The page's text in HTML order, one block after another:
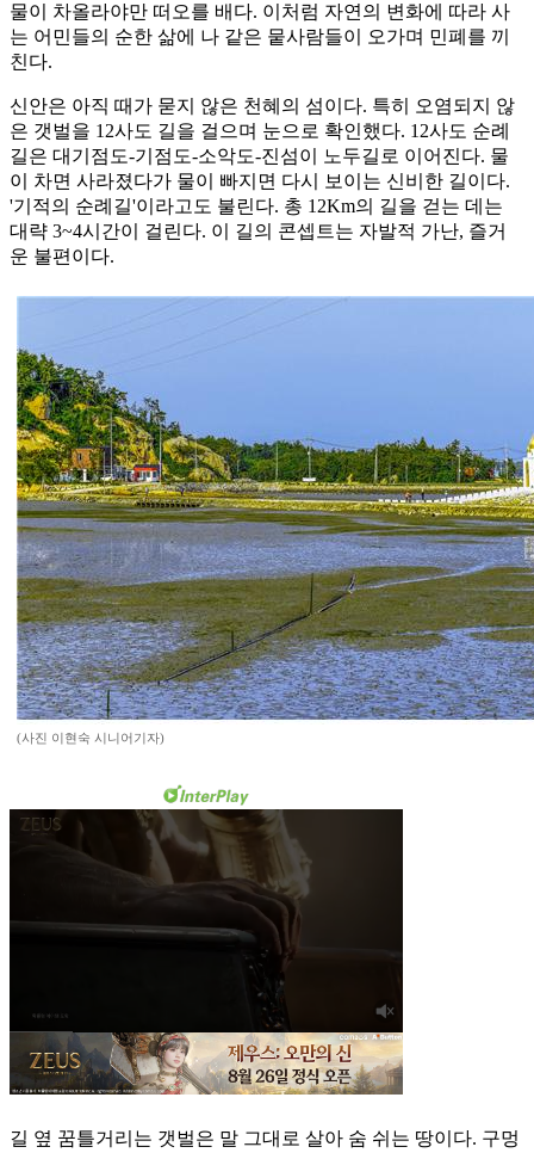
물이 차올라야만 떠오를 배다. 이처럼 자연의 변화에 따라 사
는 어민들의 순한 삶에 나 같은 뭍사람들이 오가며 민폐를 끼
친다.
신안은 아직 때가 묻지 않은 천혜의 섬이다. 특히 오염되지 않
은 갯벌을 12사도 길을 걸으며 눈으로 확인했다. 12사도 순례
길은 대기점도-기점도-소악도-진섬이 노두길로 이어진다. 물
이 차면 사라졌다가 물이 빠지면 다시 보이는 신비한 길이다.
'기적의 순례길'이라고도 불린다. 총 12Km의 길을 걷는 데는
대략 3~4시간이 걸린다. 이 길의 콘셉트는 자발적 가난, 즐거
운 불편이다.
(사진 이현숙 시니어기자)
길 옆 꿈틀거리는 갯벌은 말 그대로 살아 숨 쉬는 땅이다. 구멍